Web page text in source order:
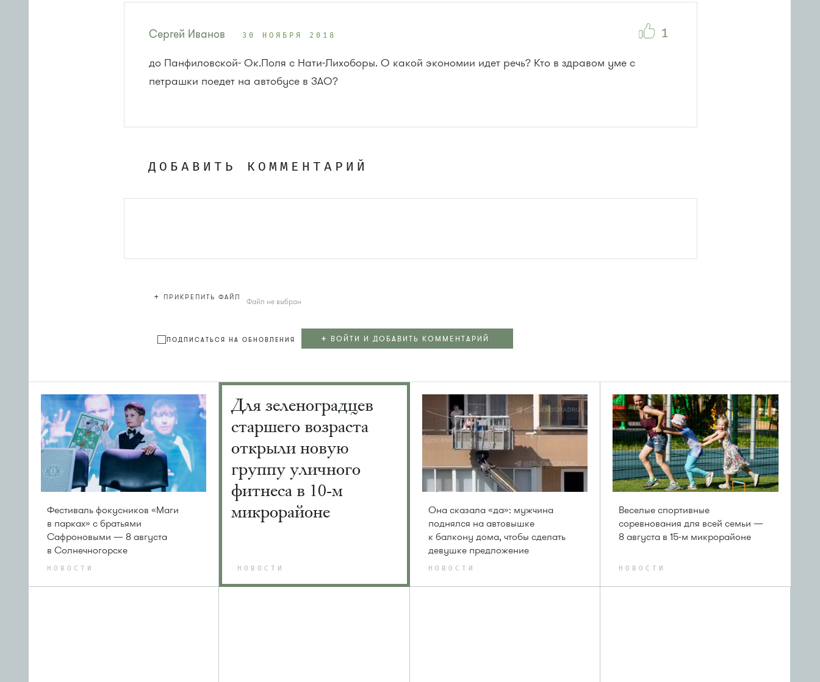
Сергей Иванов 30 НОЯБРЯ 2018
до Панфиловской- Ок.Поля с Нати-Лихоборы. О какой экономии идет речь? Кто в здравом уме с
петрашки поедет на автобусе в ЗАО?
1
ДОБАВИТЬ КОММЕНТАРИЙ
+ ПРИКРЕПИТЬ ФАЙЛ Файл не выбран
ПОДПИСАТЬСЯ НА ОБНОВЛЕНИЯ + ВОЙТИ И ДОБАВИТЬ КОММЕНТАРИЙ
Фестиваль фокусников «Маги
в парках» с братьями
Сафроновыми — 8 августа
в Солнечногорске
НОВОСТИ
Для зеленоградцев
старшего возраста
открыли новую
группу уличного
фитнеса в 10-м
микрорайоне
НОВОСТИ
Она сказала «да»: мужчина
поднялся на автовышке
к балкону дома, чтобы сделать
девушке предложение
НОВОСТИ
Веселые спортивные
соревнования для всей семьи —
8 августа в 15-м микрорайоне
НОВОСТИ